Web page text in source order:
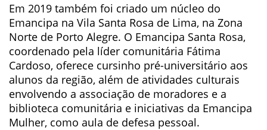
Em 2019 também foi criado um núcleo do
Emancipa na Vila Santa Rosa de Lima, na Zona
Norte de Porto Alegre. O Emancipa Santa Rosa,
coordenado pela líder comunitária Fátima
Cardoso, oferece cursinho pré-universitário aos
alunos da região, além de atividades culturais
envolvendo a associação de moradores e a
biblioteca comunitária e iniciativas da Emancipa
Mulher, como aula de defesa pessoal.